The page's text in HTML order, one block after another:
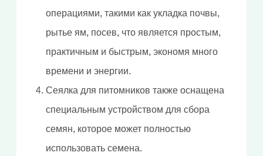
операциями, такими как укладка почвы,
рытье ям, посев, что является простым,
практичным и быстрым, экономя много
времени и энергии.
Сеялка для питомников также оснащена
специальным устройством для сбора
семян, которое может полностью
использовать семена.